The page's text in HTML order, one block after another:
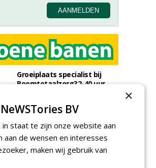
Groeiplaats specialist bij
Boomtotaalzorg32-40 uur
Boominspecteur bij
30-07-2026, Schalkwijk
Projectleider (HBO - 40 uur)
bij Weijtmans
×
BV
in staat te zijn onze website aan
aan de wensen en interesses
maken wij gebruik van